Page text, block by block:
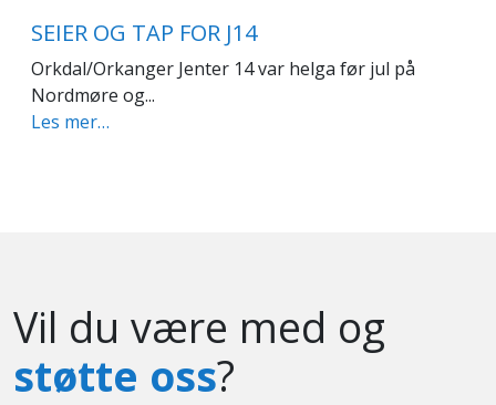
SEIER OG TAP FOR J14
Orkdal/Orkanger Jenter 14 var helga før jul på
Nordmøre og...
Les mer…
Vil du være med og
støtte oss?